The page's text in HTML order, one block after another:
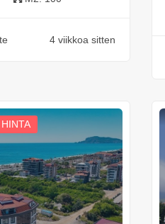
4 viikkoa sitten